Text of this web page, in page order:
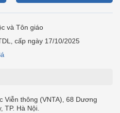
và Tôn giáo
cấp ngày 17/10/2025
Viễn thông (VNTA), 68 Dương
TP. Hà Nội.